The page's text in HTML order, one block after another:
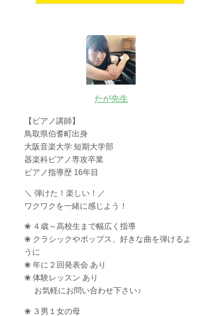
たが先生
【ピアノ講師】
鳥取県伯耆町出身
大阪音楽大学 短期大学部
器楽科ピアノ専攻卒業
ピアノ指導歴 16年目
＼ 弾けた！楽しい！／
ワクワクを一緒に感じよう！
❀ ４歳～高校生まで幅広く指導
❀ クラシックやポップス、好きな曲を弾けるよ
うに
❀ 年に２回発表会 あり
❀ 体験レッスン あり
お気軽にお問い合わせ下さい♪
❀ ３男１女の母